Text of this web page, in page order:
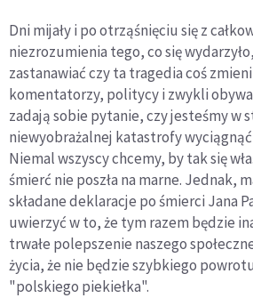
Dni mijały i po otrząśnięciu się z
niezrozumienia tego, co się
zastanawiać czy ta tragedia coś
komentatorzy, politycy i zwykli
zadają sobie pytanie, czy jesteśmy w
niewyobrażalnej katastrofy
Niemal wszyscy chcemy, by tak się
śmierć nie poszła na marne. Jednak,
składane deklaracje po śmierci Jana
uwierzyć w to, że tym razem będzie
trwałe polepszenie naszego
życia, że nie będzie szybkiego
"polskiego piekiełka".